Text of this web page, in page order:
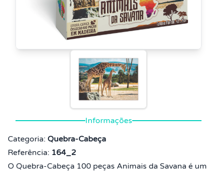
Informações
Categoria: Quebra-Cabeça
Referência: 164_2
O Quebra-Cabeça 100 peças Animais da Savana é um